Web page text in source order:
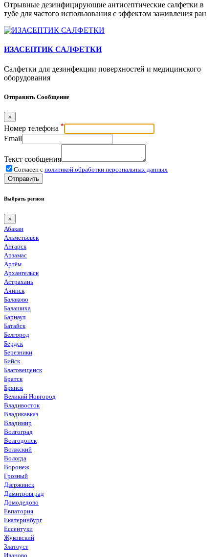
Отрывные дезинфицирующие антисептические салфетки в
тубе для частого использования с эффектом заживления ран
ИЗАСЕПТИК САЛФЕТКИ
Салфетки для дезинфекции поверхностей и медицинского
оборудования
Отправить Сообщение
×
Номер телефона *
Email
Текст сообщения
Согласен с политикой обработки персональных данных
Отправить
Выбрать регион
×
Абакан
Альметьевск
Ангарск
Арзамас
Артём
Архангельск
Астрахань
Ачинск
Балаково
Балашиха
Барнаул
Батайск
Белгород
Бердск
Березники
Бийск
Благовещенск
Братск
Брянск
Великий Новгород
Владивосток
Владикавказ
Владимир
Волгоград
Волгодонск
Волжский
Вологда
Воронеж
Грозный
Дзержинск
Димитровград
Домодедово
Евпатория
Екатеринбург
Ессентуки
Жуковский
Златоуст
Иваново